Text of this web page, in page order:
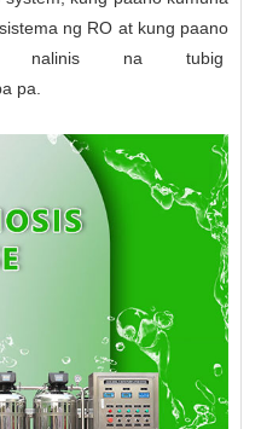
ng RO at kung paano
nalinis na tubig
pa.